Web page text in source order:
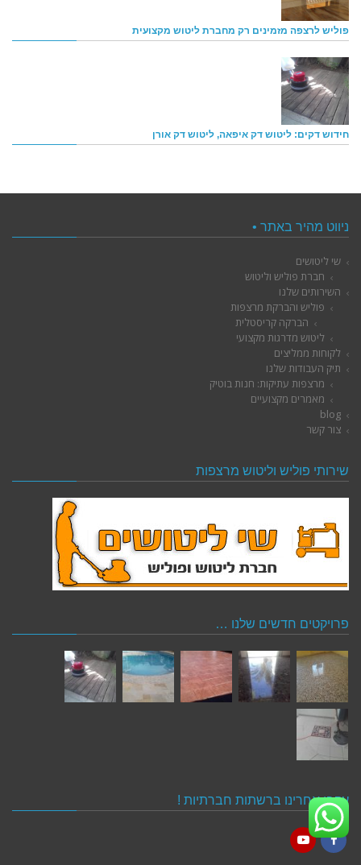
פוליש לרצפה מזמינים רק מחברת ליטוש מקצועית
חידוש דקים: ליטוש דק איפאה, ליטוש דק אורן
ניווט מהיר באתר •
שי ליטושים
חברת פוליש וליטוש
השירותים שלנו
פוליש והברקת מרצפות
הברקה קריסטלית
ליטוש מדרגות מקצועי
לקוחות ממליצים
תיק העבודות שלנו
מרצפות עתיקות: חנות בוטיק
מאמרים מקצועיים
blog
צור קשר
שירותי פוליש וליטוש מרצפות
פרויקטים חדשים שלנו …
עקבו אחרינו ברשתות חברתיות !